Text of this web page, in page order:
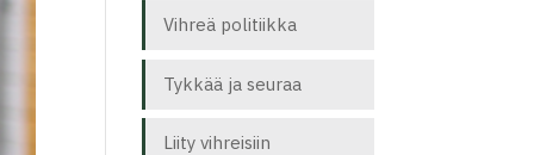
Vihreä politiikka
Tykkää ja seuraa
Liity vihreisiin